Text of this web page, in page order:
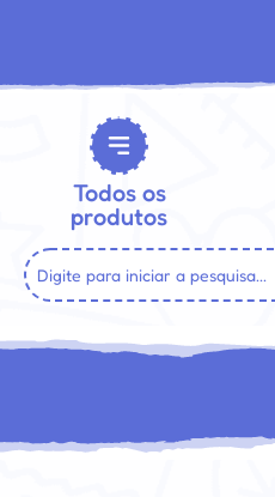
Todos os
produtos